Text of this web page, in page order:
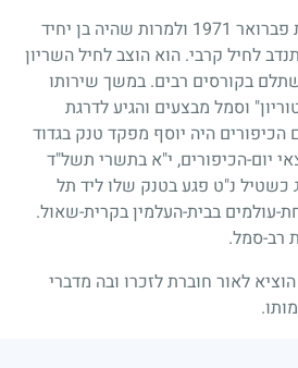
פברואר 1971 ולמרות שהיה בן יחיד
לחיל קרבי. הוא הוצב לחיל השריון
בקורסים רבים. במשך שירותו
וסמל מבצעים והגיע לדרגת
היה יוסף מפקד טנק בגדוד
יום-הכיפורים, י"א בתשרי תשל"ד
כשטיל נ"ט פגע בטנק שלו ליד תל
עולמים בבית-העלמין בקרית-שאול.
רב-סמל.
לאור חוברת לזכרו ובה מדברי